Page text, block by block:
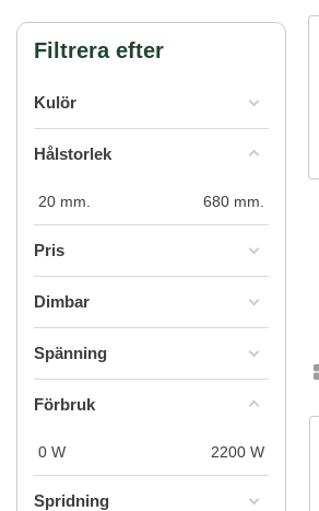
Filtrera efter
Kulör
Hålstorlek
20 mm. 680mm.
Pris
Dimbar
Spänning
Förbruk
0 W 2200W
Spridning